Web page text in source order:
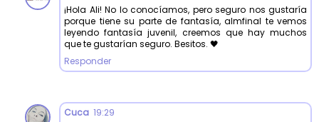
¡Hola Ali! No lo conocíamos, pero seguro nos gustaría
porque tiene su parte de fantasía, almfinal te vemos
leyendo fantasía juvenil, creemos que hay muchos
que te gustarían seguro. Besitos. 🖤
Responder
Cuca 19:29